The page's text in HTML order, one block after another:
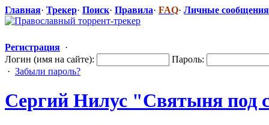
Главная· Трекер· Поиск· Правила· FAQ· Личные сообщения
Регистрация ·
Логин (имя на сайте):
Пароль:
· Забыли пароль?
Сергий Нилус "Святыня под